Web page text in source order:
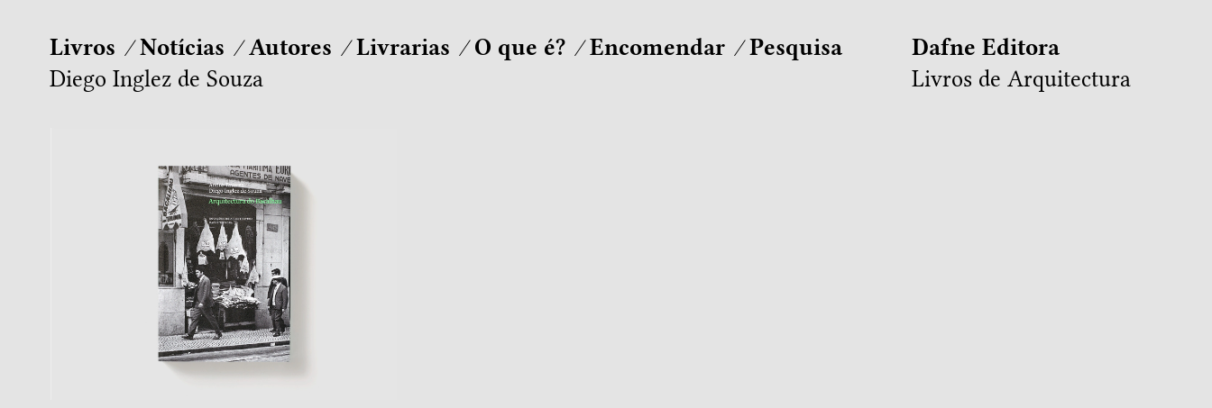
Dafne Editora
Livros de Arquitectura
Livros Notícias Autores Livrarias O que é? Encomendar
Pesquisa
Diego Inglez de Souza